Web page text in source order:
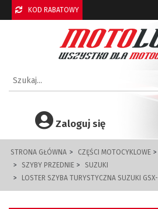
KOD RABATOWY
Zaloguj się
STRONA GŁÓWNA CZĘŚCI MOTOCYKLOWE
SZYBY PRZEDNIE
SUZUKI
LOSTER SZYBA TURYSTYCZNA SUZUKI